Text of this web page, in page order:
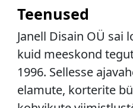
Teenused
Janell Disain OÜ sai
kuid meeskond
1996. Sellesse
elamute, korterite